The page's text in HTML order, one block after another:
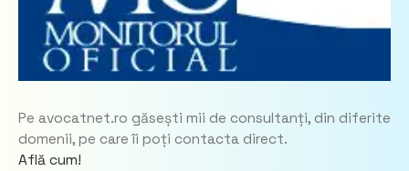
Pe avocatnet.ro găsești mii de consultanți, din diferite
domenii, pe care îi poți contacta direct.
Află cum!